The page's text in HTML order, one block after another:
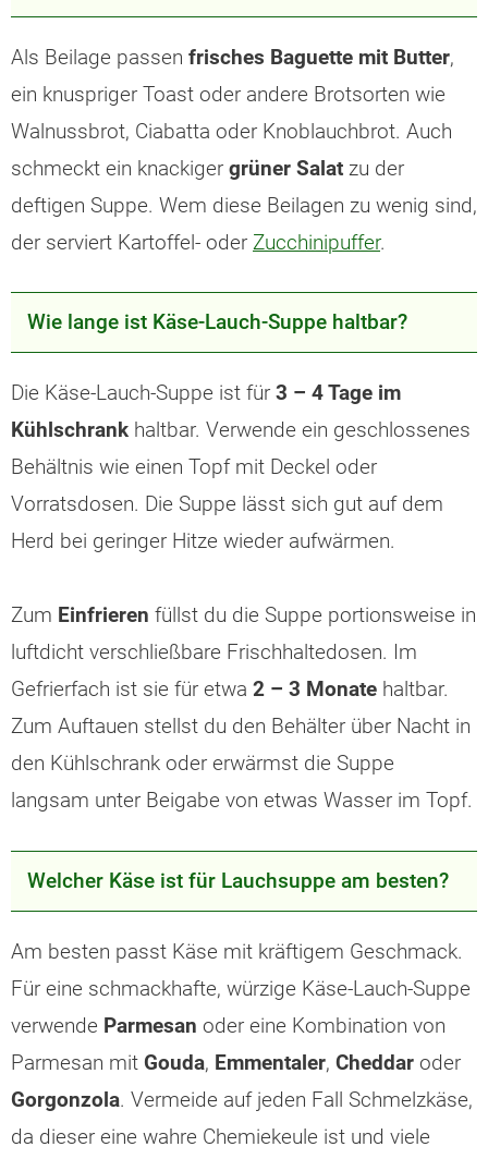
Als Beilage passen frisches Baguette mit Butter,
ein knuspriger Toast oder andere Brotsorten wie
Walnussbrot, Ciabatta oder Knoblauchbrot. Auch
schmeckt ein knackiger grüner Salat zu der
deftigen Suppe. Wem diese Beilagen zu wenig sind,
der serviert Kartoffel- oder Zucchinipuffer.
Wie lange ist Käse-Lauch-Suppe haltbar?
Die Käse-Lauch-Suppe ist für 3 – 4 Tage im
Kühlschrank haltbar. Verwende ein geschlossenes
Behältnis wie einen Topf mit Deckel oder
Vorratsdosen. Die Suppe lässt sich gut auf dem
Herd bei geringer Hitze wieder aufwärmen.
Zum Einfrieren füllst du die Suppe portionsweise in
luftdicht verschließbare Frischhaltedosen. Im
Gefrierfach ist sie für etwa 2 – 3 Monate haltbar.
Zum Auftauen stellst du den Behälter über Nacht in
den Kühlschrank oder erwärmst die Suppe
langsam unter Beigabe von etwas Wasser im Topf.
Welcher Käse ist für Lauchsuppe am besten?
Am besten passt Käse mit kräftigem Geschmack.
Für eine schmackhafte, würzige Käse-Lauch-Suppe
verwende Parmesan oder eine Kombination von
Parmesan mit Gouda, Emmentaler, Cheddar oder
Gorgonzola. Vermeide auf jeden Fall Schmelzkäse,
da dieser eine wahre Chemiekeule ist und viele